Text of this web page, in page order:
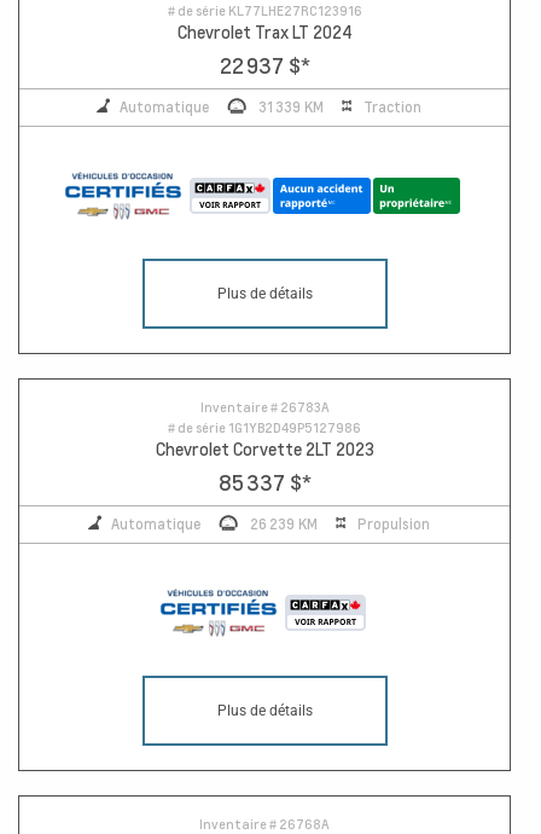
# de série KL77LHE27RC123916
Chevrolet Trax LT 2024
22 937 $*
Automatique 31 339 KM Traction
Plus de détails
Inventaire # 26783A
# de série 1G1YB2D49P5127986
Chevrolet Corvette 2LT 2023
85 337 $*
Automatique 26 239 KM Propulsion
Plus de détails
Inventaire # 26768A